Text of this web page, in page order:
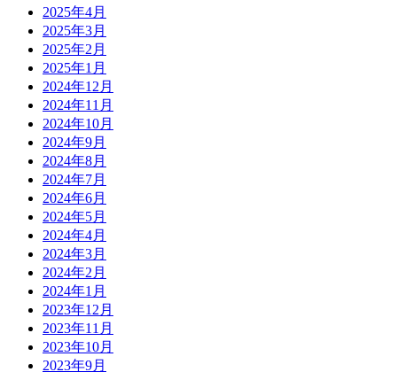
2025年4月
2025年3月
2025年2月
2025年1月
2024年12月
2024年11月
2024年10月
2024年9月
2024年8月
2024年7月
2024年6月
2024年5月
2024年4月
2024年3月
2024年2月
2024年1月
2023年12月
2023年11月
2023年10月
2023年9月